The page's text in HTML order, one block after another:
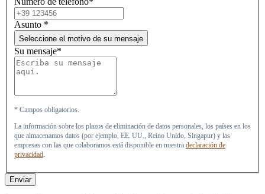
Asunto *
Seleccione el motivo de su mensaje
Su mensaje*
* Campos obligatorios.
La información sobre los plazos de eliminación de datos personales, los países en los
que almacenamos datos (por ejemplo, EE. UU., Reino Unido, Singapur) y las
empresas con las que colaboramos está disponible en nuestra declaración de
privacidad.
Enviar